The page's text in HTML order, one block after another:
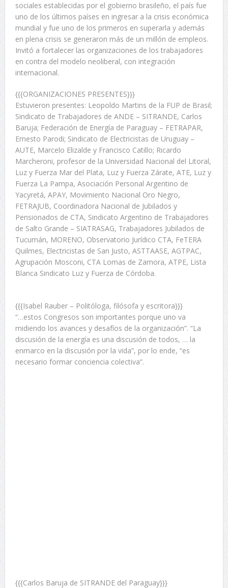
sociales establecidas por el gobierno brasileño, el país fue
uno de los últimos países en ingresar a la crisis económica
mundial y fue uno de los primeros en superarla y además
en plena crisis se generaron más de un millón de empleos.
Invitó a fortalecer las organizaciones de los trabajadores
en contra del modelo neoliberal, con integración
internacional.
{{{ORGANIZACIONES PRESENTES}}}
Estuvieron presentes: Leopoldo Martins de la FUP de Brasil;
Sindicato de Trabajadores de ANDE – SITRANDE, Carlos
Baruja; Federación de Energía de Paraguay – FETRAPAR,
Ernesto Parodi; Sindicato de Electricistas de Uruguay –
AUTE, Marcelo Elizalde y Francisco Catillo; Ricardo
Marcheroni, profesor de la Universidad Nacional del Litoral,
Luz y Fuerza Mar del Plata, Luz y Fuerza Zárate, ATE, Luz y
Fuerza La Pampa, Asociación Personal Argentino de
Yacyretá, APAY, Movimiento Nacional Oro Negro,
FETRAJUB, Coordinadora Nacional de Jubilados y
Pensionados de CTA, Sindicato Argentino de Trabajadores
de Salto Grande – SIATRASAG, Trabajadores Jubilados de
Tucumán, MORENO, Observatorio Jurídico CTA, FeTERA
Quilmes, Electricistas de San Justo, ASTTAASE, AGTPAC,
Agrupación Mosconi, CTA Lomas de Zamora, ATPE, Lista
Blanca Sindicato Luz y Fuerza de Córdoba.
{{{Isabel Rauber – Politóloga, filósofa y escritora}}}
“…estos Congresos son importantes porque uno va
midiendo los avances y desafíos de la organización”. “La
discusión de la energía es una discusión de todos, … la
enmarco en la discusión por la vida”, por lo ende, “es
necesario formar conciencia colectiva”.
{{{Carlos Baruja de SITRANDE del Paraguay}}}